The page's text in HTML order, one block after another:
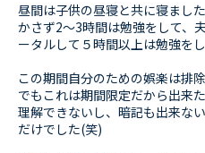
昼間は子供の昼寝と共に寝まし
かさず2～3時間は勉強をして、
ータルして５時間以上は勉強をし
この期間自分のための娯楽は排
でもこれは期間限定だから出来
理解できないし、暗記も出来な
だけでした(笑)